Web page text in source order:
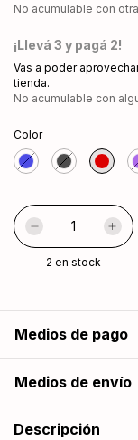
No acumulable con
¡Llevá 3 y pagá 2!
Vas a poder
tienda.
No acumulable con
Color
2 en stock
Medios de pago
Medios de envío
Descripción